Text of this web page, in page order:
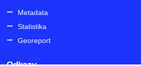
Metadata
Statistika
Georeport